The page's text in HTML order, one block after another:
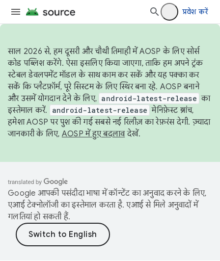
प्रवेश करें
साल 2026 से, हम दूसरी और चौथी तिमाही में AOSP के लिए सोर्स
कोड पब्लिश करेंगे. ऐसा इसलिए किया जाएगा, ताकि हम अपने ट्रंक
स्टेबल डेवलपमेंट मॉडल के साथ काम कर सकें और यह पक्का कर
सकें कि प्लैटफ़ॉर्म, पूरे सिस्टम के लिए स्थिर बना रहे. AOSP बनाने
और उसमें योगदान देने के लिए, android-latest-release का
इस्तेमाल करें.
android-latest-release मेनिफ़ेस्ट ब्रांच,
हमेशा AOSP पर पुश की गई सबसे नई रिलीज़ का रेफ़रंस देगी. ज़्यादा
जानकारी के लिए, AOSP में हुए बदलावदेखें.
Google आपकी पसंदीदा भाषा में कॉन्टेंट का अनुवाद करने के लिए,
एआई टेक्नोलॉजी का इस्तेमाल करता है. एआई से मिले अनुवादों में
गलतियां हो सकती हैं.